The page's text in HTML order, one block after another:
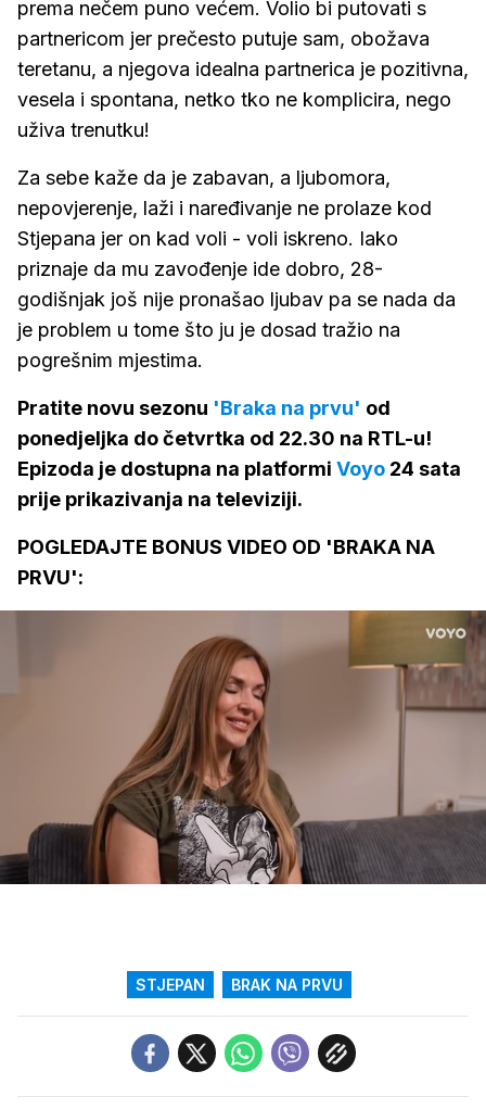
prema nečem puno većem. Volio bi putovati s
partnericom jer prečesto putuje sam, obožava
teretanu, a njegova idealna partnerica je pozitivna,
vesela i spontana, netko tko ne komplicira, nego
uživa trenutku!
Za sebe kaže da je zabavan, a ljubomora,
nepovjerenje, laži i naređivanje ne prolaze kod
Stjepana jer on kad voli - voli iskreno. Iako
priznaje da mu zavođenje ide dobro, 28-
godišnjak još nije pronašao ljubav pa se nada da
je problem u tome što ju je dosad tražio na
pogrešnim mjestima.
Pratite novu sezonu 'Braka na prvu' od
ponedjeljka do četvrtka od 22.30 na RTL-u!
Epizoda je dostupna na platformi Voyo 24 sata
prije prikazivanja na televiziji.
POGLEDAJTE BONUS VIDEO OD 'BRAKA NA
PRVU':
zvuk
Loaded
23.70%
STJEPAN BRAK NA PRVU